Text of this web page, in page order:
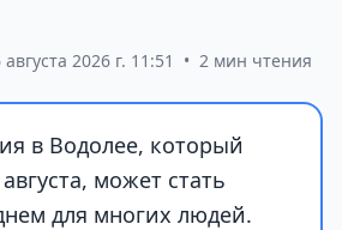
августа 2026 г. 11:51 • 2 мин чтения
в Водолее, который
может стать
для многих людей.